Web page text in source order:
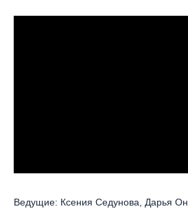
Ведущие: Ксения Седунова, Дарья